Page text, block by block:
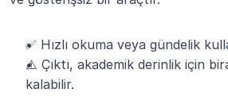
✅ Hızlı okuma veya gündelik
⚠️ Çıktı, akademik derinlik için
kalabilir.